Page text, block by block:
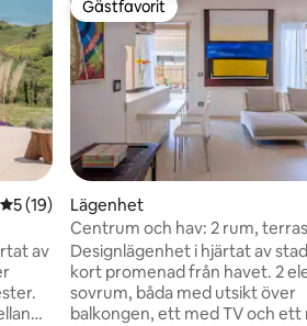
5 av 5 i genomsnittligt betyg, 19
5 (19)
av
Gästfavorit
Gästfavorit
Lägenhet
Centrum och hav: 2 rum,
jacuzzi
Designlägenhet i hjärtat av
kort promenad från havet. 2
sovrum, båda med utsikt över
balkongen, ett med TV och ett